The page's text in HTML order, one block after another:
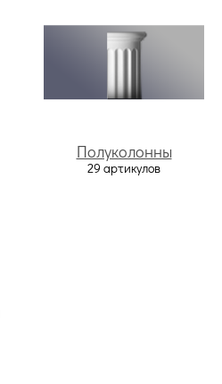
Полуколонны
29 артикулов